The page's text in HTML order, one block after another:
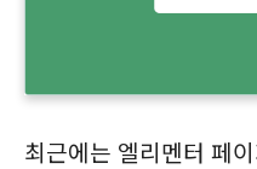
최근에는 엘리멘터 페